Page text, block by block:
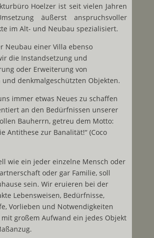
Hoelzer ist seit vielen Jahren
äußerst anspruchsvoller
im Alt- und Neubau spezialisiert.
Neubau einer Villa ebenso
die Instandsetzung und
oder Erweiterung von
denkmalgeschützten Objekten.
immer etwas Neues zu schaffen
an den Bedürfnissen unserer
Bauherrn, getreu dem Motto:
Antithese zur Banalität!“ (Coco
wie ein jeder einzelne Mensch oder
oder gar Familie, soll
sein. Wir eruieren bei der
Lebensweisen, Bedürfnisse,
Vorlieben und Notwendigkeiten
großem Aufwand ein jedes Objekt